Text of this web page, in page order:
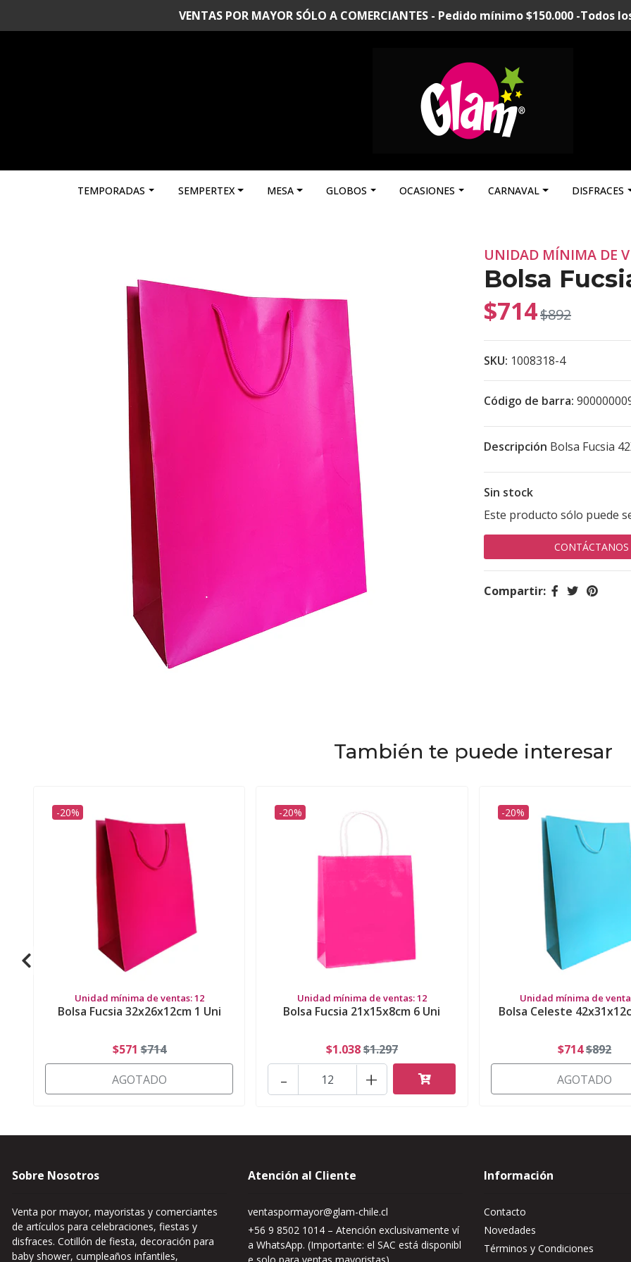
VENTAS POR MAYOR SÓLO A COMERCIANTES - Pedido mínimo $150.000 -Todos
TEMPORADAS SEMPERTEX MESA GLOBOS OCASIONES CARNAVAL DISFRACES
UNIDAD MÍNIMA DE
Bolsa
$714$892
SKU: 1008318-4
Código de barra:
Descripción Bolsa Fucsia
Sin stock
Este producto sólo puede
CONTÁCTANOS
Compartir:
También te puede interesar
-20%
Unidad mínima de ventas: 12
Bolsa Fucsia 32x26x12cm 1 Uni
$571 $714
AGOTADO
-20%
Unidad mínima de ventas: 12
Bolsa Fucsia 21x15x8cm 6 Uni
$1.038$1.297
+
-
-20%
Unidad mínima de
Bolsa Celeste
$714$892
AGOTADO
Sobre Nosotros
Venta por mayor, mayoristas y comerciantes
de artículos para celebraciones, fiestas y
disfraces. Cotillón de fiesta, decoración para
baby shower, cumpleaños infantiles,
Atención al Cliente
ventaspormayor@glam-chile.cl
+56 9 8502 1014 – Atención exclusivamente ví
a WhatsApp. (Importante: el SAC está disponibl
Información
Contacto
Novedades
Términos y Condiciones